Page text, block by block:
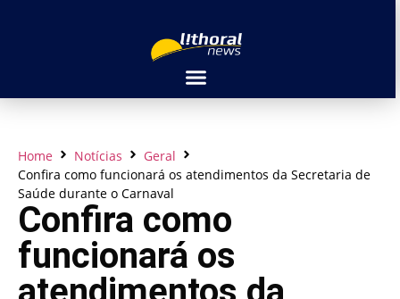
Home Notícias
Geral
Confira como funcionará os atendimentos da Secretaria de
Saúde durante o Carnaval
Confira como
funcionará os